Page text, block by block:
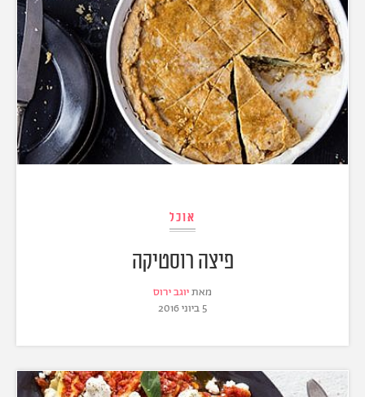
אוכל
פיצה רוסטיקה
מאתיוגב ירוס
5 ביוני 2016